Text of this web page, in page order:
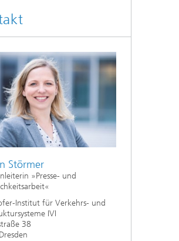
Störmer
»Presse- und
Institut für Verkehrs- und
IVI
38